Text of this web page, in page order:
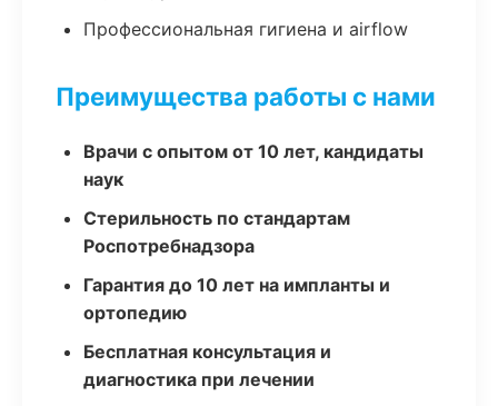
Профессиональная гигиена и airflow
Преимущества работы с нами
Врачи с опытом от 10 лет, кандидаты
наук
Стерильность по стандартам
Роспотребнадзора
Гарантия до 10 лет на импланты и
ортопедию
Бесплатная консультация и
диагностика при лечении